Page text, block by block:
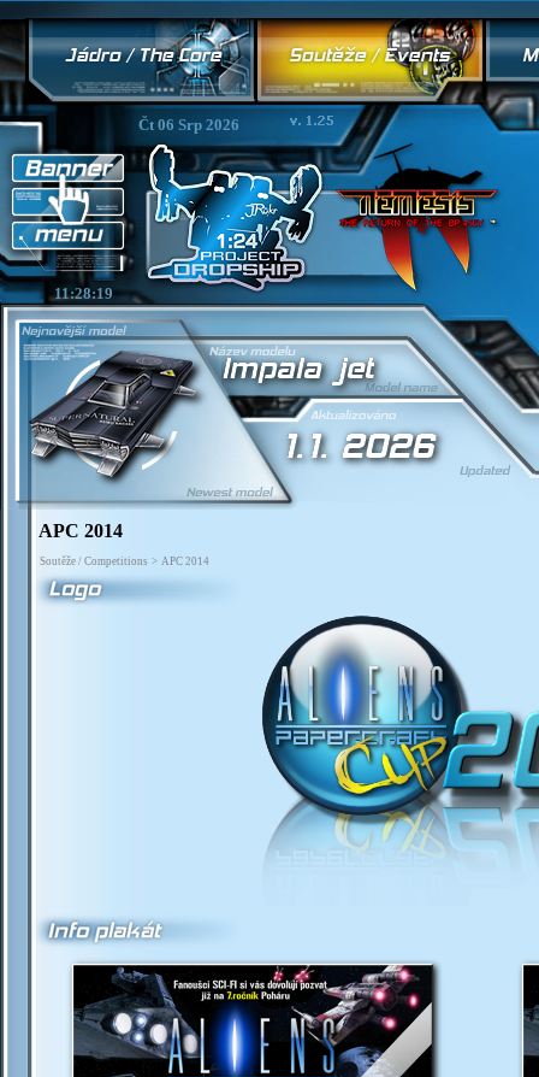
11:28:20
Čt 06 Srp 2026
APC 2014
Soutěže / Competitions > APC 2014